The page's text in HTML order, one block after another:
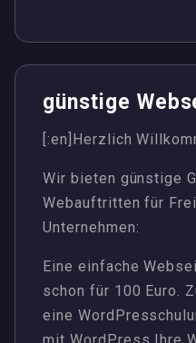
günstige
[:en]Herzlich
Wir bieten günstige
Webauftritten für
Unternehmen:
Eine einfache
schon für 100 Euro.
eine